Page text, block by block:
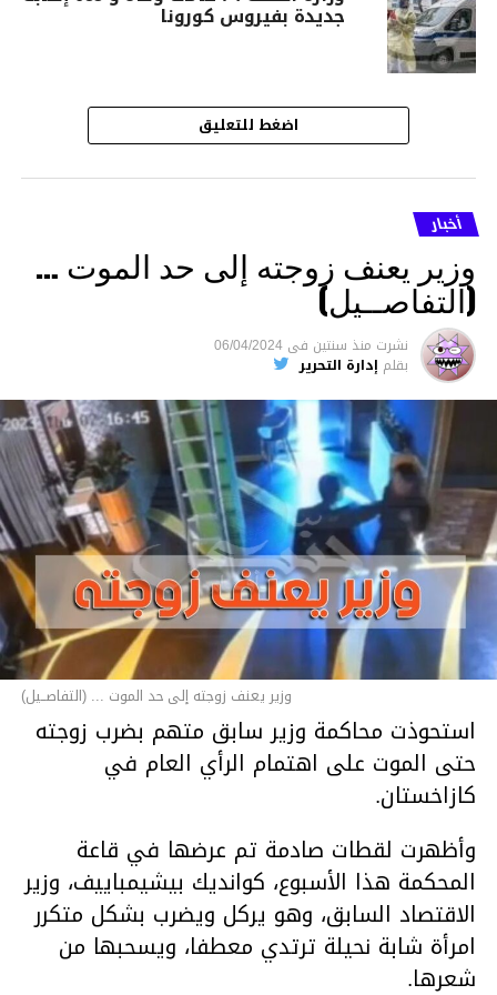
جديدة بفيروس كورونا
اضغط للتعليق
أخبار
وزير يعنف زوجته إلى حد الموت …
(التفاصــيل)
نشرت منذ سنتين فى 06/04/2024
بقلم إدارة التحرير
وزير يعنف زوجته إلى حد الموت ... (التفاصــيل)
استحوذت محاكمة وزير سابق متهم بضرب زوجته
حتى الموت على اهتمام الرأي العام في
كازاخستان.
وأظهرت لقطات صادمة تم عرضها في قاعة
المحكمة هذا الأسبوع، كوانديك بيشيمباييف، وزير
الاقتصاد السابق، وهو يركل ويضرب بشكل متكرر
امرأة شابة نحيلة ترتدي معطفا، ويسحبها من
شعرها.